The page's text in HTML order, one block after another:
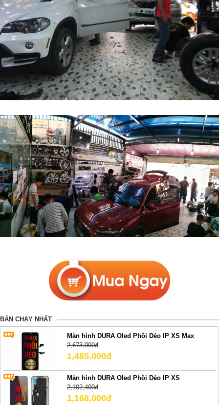
BÁN CHẠY NHẤT
Màn hình DURA Oled Phôi Dẻo IP XS Max
2,673,000đ
1,485,000đ
Màn hình DURA Oled Phôi Dẻo IP XS
2,102,400đ
1,168,000đ